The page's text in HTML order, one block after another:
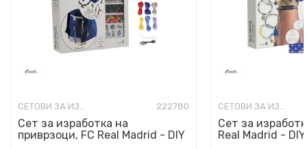
СЕТОВИ ЗА ИЗРАБОТКА 222780
Сет за изработка на
приврзоци, FC Real Madrid - DIY
СЕТОВИ ЗА ИЗРАБОТКА
Сет за
Real Madrid -